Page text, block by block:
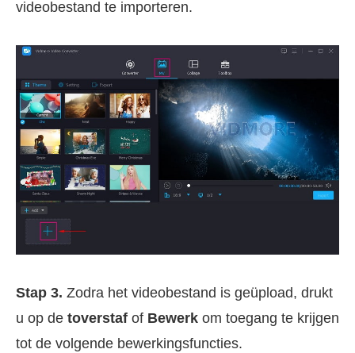
videobestand te importeren.
Stap 3. Zodra het videobestand is geüpload, drukt
u op de toverstaf of Bewerk om toegang te krijgen
tot de volgende bewerkingsfuncties.